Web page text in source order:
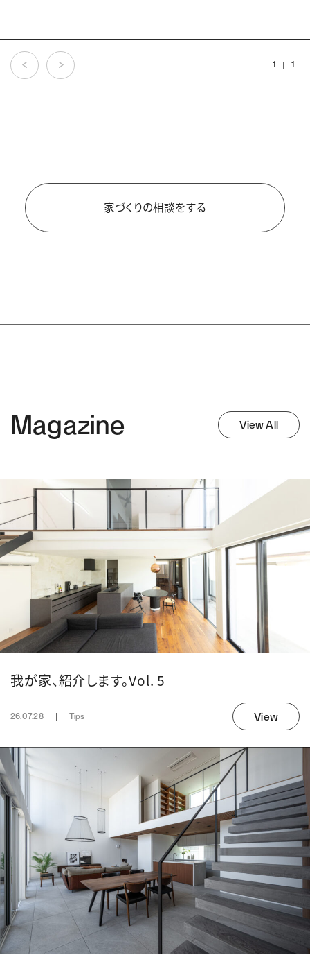
1 1
家づくりの相談をする
Magazine View All
我が家、紹介します。Vol. 5
26.07.28 Tips View